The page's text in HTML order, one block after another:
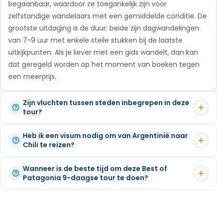
Park.
Niet inbegrepen: Taxi naar de busterminal in Puerto
Natales indien nodig.
Niet inbegrepen: Vluchten.
begaanbaar, waardoor ze toegankelijk zijn voor
zelfstandige wandelaars met een gemiddelde conditie. De
grootste uitdaging is de duur: beide zijn dagwandelingen
van 7-9 uur met enkele steile stukken bij de laatste
uitkijkpunten. Als je liever met een gids wandelt, dan kan
dat geregeld worden op het moment van boeken tegen
een meerprijs.
Zijn vluchten tussen steden inbegrepen in deze
tour?
transfers tussen de bestemmingen worden verzorgd door
Calafate en Puerto Natales voor het Torres del Paine
gedeelte. De tour begint en eindigt op het vliegveld van El
Calafate, dus je hoeft alleen je internationale of
Heb ik een visum nodig om van Argentinië naar
Chili te reizen?
van de VS, Canada, het Verenigd Koninkrijk, de EU en
Wanneer is de beste tijd om deze Best of
Patagonia 9-daagse tour te doen?